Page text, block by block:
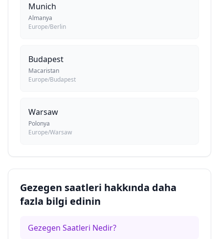
Munich
Almanya
Europe/Berlin
Budapest
Macaristan
Europe/Budapest
Warsaw
Polonya
Europe/Warsaw
Gezegen saatleri hakkında daha
fazla bilgi edinin
Gezegen Saatleri Nedir?